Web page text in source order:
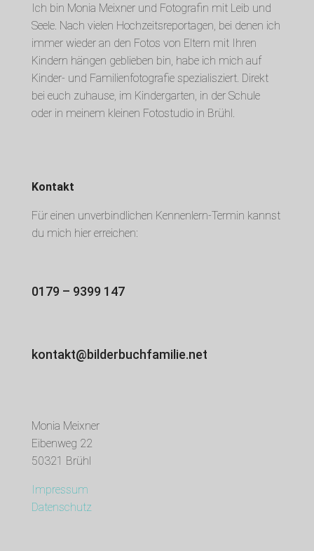
Ich bin Monia Meixner und Fotografin mit Leib und
Seele. Nach vielen Hochzeitsreportagen, bei denen ich
immer wieder an den Fotos von Eltern mit Ihren
Kindern hängen geblieben bin, habe ich mich auf
Kinder- und Familienfotografie spezialisziert. Direkt
bei euch zuhause, im Kindergarten, in der Schule
oder in meinem kleinen Fotostudio in Brühl.
Kontakt
Für einen unverbindlichen Kennenlern-Termin kannst
du mich hier erreichen:
0179 – 9399 147
kontakt@bilderbuchfamilie.net
Monia Meixner
Eibenweg 22
50321 Brühl
Impressum
Datenschutz